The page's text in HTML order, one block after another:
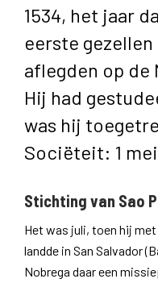
1534, het jaar
eerste
aflegden op de
Hij had
was hij
Sociëteit: 1 mei
Stichting van Sao
Het was juli, toen hij
landde in San Salvador
Nobrega daar een